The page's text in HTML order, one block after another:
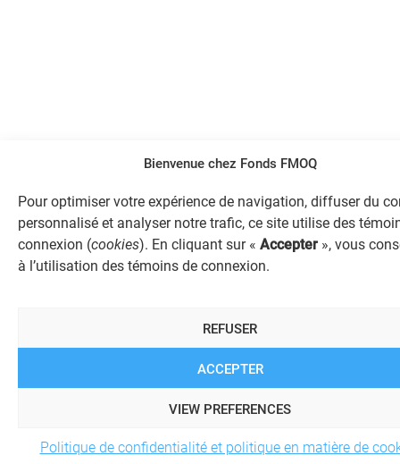
Bienvenue chez Fonds FMOQ
Pour optimiser votre expérience de navigation, diffuser du
personnalisé et analyser notre trafic, ce site utilise des
connexion (cookies). En cliquant sur « Accepter », vous
à l’utilisation des témoins de connexion.
ACCEPTER
REFUSER
VIEW PREFERENCES
Politique de confidentialité et politique en matière de